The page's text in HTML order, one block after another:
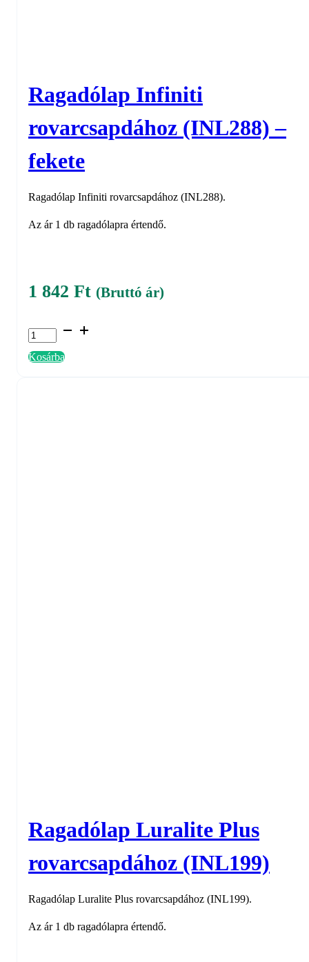
Ragadólap Infiniti
rovarcsapdához (INL288) –
fekete
Ragadólap Infiniti rovarcsapdához (INL288).
Az ár 1 db ragadólapra értendő.
1 842 Ft (Bruttó ár)
Ragadólap
Infiniti
rovarcsapdához
Kosárba
Ragadólap Luralite Plus
rovarcsapdához (INL199)
Ragadólap Luralite Plus rovarcsapdához (INL199).
Az ár 1 db ragadólapra értendő.